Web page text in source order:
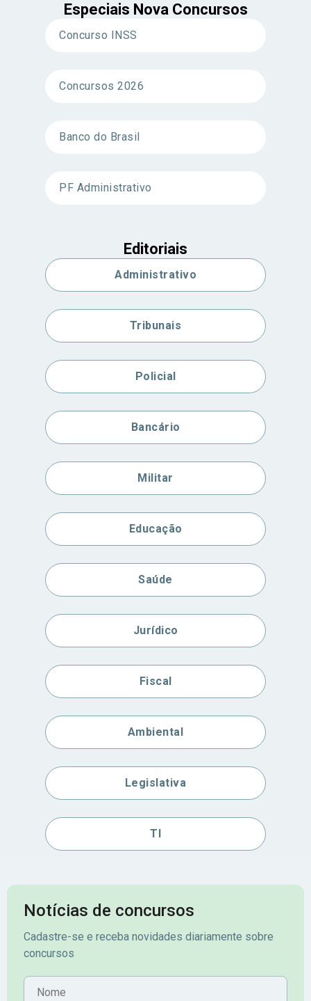
Especiais Nova Concursos
Concurso INSS
Concursos 2026
Banco do Brasil
PF Administrativo
Editoriais
Administrativo
Tribunais
Policial
Bancário
Militar
Educação
Saúde
Jurídico
Fiscal
Ambiental
Legislativa
TI
Notícias de concursos
Cadastre-se e receba novidades diariamente sobre
concursos
Nome